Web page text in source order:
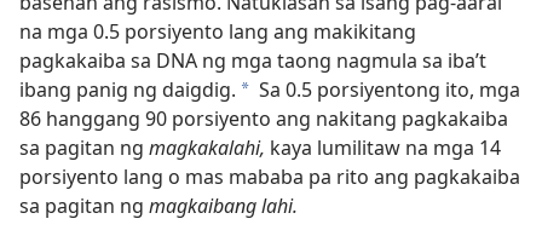
na mga 0.5 porsiyento lang ang makikitang
pagkakaiba sa DNA ng mga taong nagmula sa iba’t
ibang panig ng daigdig. * Sa 0.5 porsiyentong ito, mga
86 hanggang 90 porsiyento ang nakitang pagkakaiba
sa pagitan ng magkakalahi, kaya lumilitaw na mga 14
porsiyento lang o mas mababa pa rito ang pagkakaiba
sa pagitan ng magkaibang lahi.